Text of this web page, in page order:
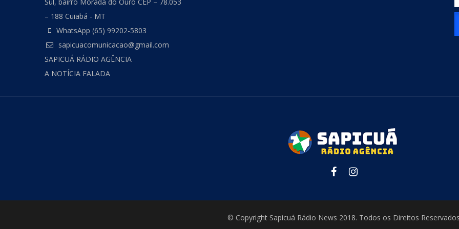
– 188 Cuiabá - MT
WhatsApp (65) 99202-5803
sapicuacomunicacao@gmail.com
SAPICUÁ RÁDIO AGÊNCIA
A NOTÍCIA FALADA
© Copyright Sapicuá Rádio News 2018. Todos os Direitos